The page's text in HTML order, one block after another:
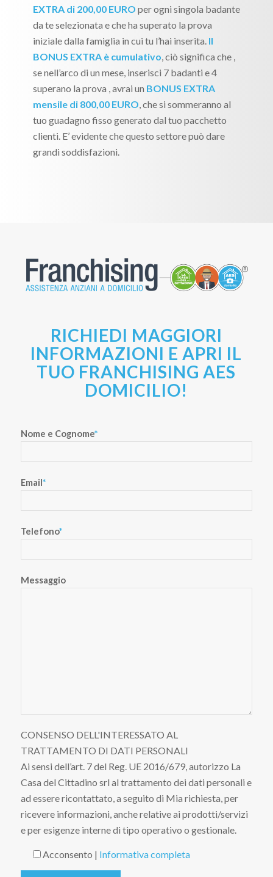
EXTRA di 200,00 EURO per ogni singola badante
da te selezionata e che ha superato la prova
iniziale dalla famiglia in cui tu l’hai inserita. Il
BONUS EXTRA è cumulativo , ciò significa che ,
se nell’arco di un mese, inserisci 7 badanti e 4
superano la prova , avrai un BONUS EXTRA
mensile di 800,00 EURO , che si sommeranno al
tuo guadagno fisso generato dal tuo pacchetto
clienti. E’ evidente che questo settore può dare
grandi soddisfazioni.
RICHIEDI MAGGIORI
INFORMAZIONI E APRI IL
TUO FRANCHISING AES
DOMICILIO!
Nome e Cognome*
Email*
Telefono*
Messaggio
CONSENSO DELL'INTERESSATO AL
TRATTAMENTO DI DATI PERSONALI
Ai sensi dell’art. 7 del Reg. UE 2016/679, autorizzo La
Casa del Cittadino srl al trattamento dei dati personali e
ad essere ricontattato, a seguito di Mia richiesta, per
ricevere informazioni, anche relative ai prodotti/servizi
e per esigenze interne di tipo operativo o gestionale.
Acconsento | Informativa completa